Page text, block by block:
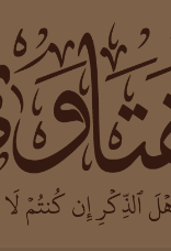
بن العثيمين